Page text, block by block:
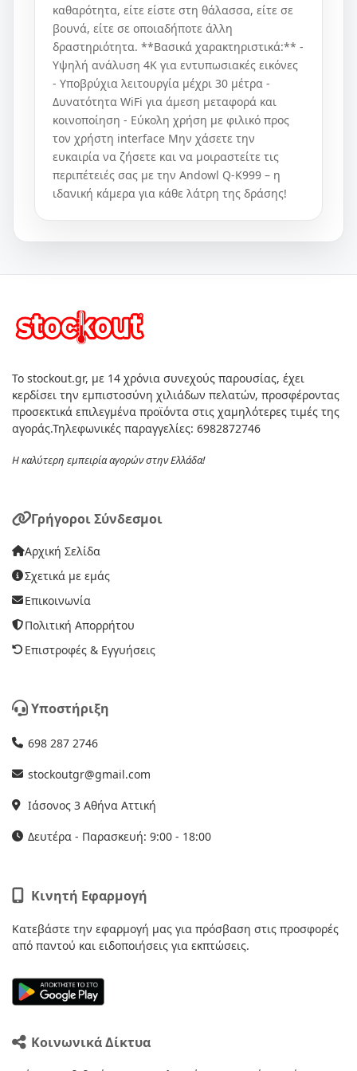
καθαρότητα, είτε είστε στη θάλασσα, είτε σε
βουνά, είτε σε οποιαδήποτε άλλη
δραστηριότητα. **Βασικά χαρακτηριστικά:** -
Υψηλή ανάλυση 4K για εντυπωσιακές εικόνες
- Υποβρύχια λειτουργία μέχρι 30 μέτρα -
Δυνατότητα WiFi για άμεση μεταφορά και
κοινοποίηση - Εύκολη χρήση με φιλικό προς
τον χρήστη interface Μην χάσετε την
ευκαιρία να ζήσετε και να μοιραστείτε τις
περιπέτειές σας με την Andowl Q-K999 – η
ιδανική κάμερα για κάθε λάτρη της δράσης!
Το stockout.gr, με 14 χρόνια συνεχούς παρουσίας, έχει
κερδίσει την εμπιστοσύνη χιλιάδων πελατών, προσφέροντας
προσεκτικά επιλεγμένα προϊόντα στις χαμηλότερες τιμές της
αγοράς.Τηλεφωνικές παραγγελίες: 6982872746
Η καλύτερη εμπειρία αγορών στην Ελλάδα!
Γρήγοροι Σύνδεσμοι
Αρχική Σελίδα
Σχετικά με εμάς
Επικοινωνία
Πολιτική Απορρήτου
Επιστροφές & Εγγυήσεις
Υποστήριξη
698 287 2746
stockoutgr@gmail.com
Ιάσονος 3 Αθήνα Αττική
Δευτέρα - Παρασκευή: 9:00 - 18:00
Κινητή Εφαρμογή
Κατεβάστε την εφαρμογή μας για πρόσβαση στις προσφορές
από παντού και ειδοποιήσεις για εκπτώσεις.
Κοινωνικά Δίκτυα